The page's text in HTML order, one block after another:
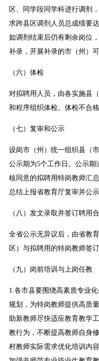
区、同学段同学科进行调剂
求跨县区调剂人员总成绩要
如调剂结束后仍有剩余岗位
补录，开展补录的市（州）
（六）体检
对拟聘用人员，由各实施县
和程序组织体检。体检不合
（七）复审和公示
设岗市（州）统一组织县（
公示期为5个工作日。公示期
核同意的拟聘用特岗教师汇
总结上报省教育厅复审并公示
（八）发文录取并签订聘用
全省公示无异议后，由省教
区）与拟聘用的特岗教师签
（九）岗前培训与上岗任教
1.各市县要围绕高素质专业
规划，为特岗教师提供高质
助新教师尽快适应教育教学
教行为，不断提高教师自身
村教师实际需求优化培训内